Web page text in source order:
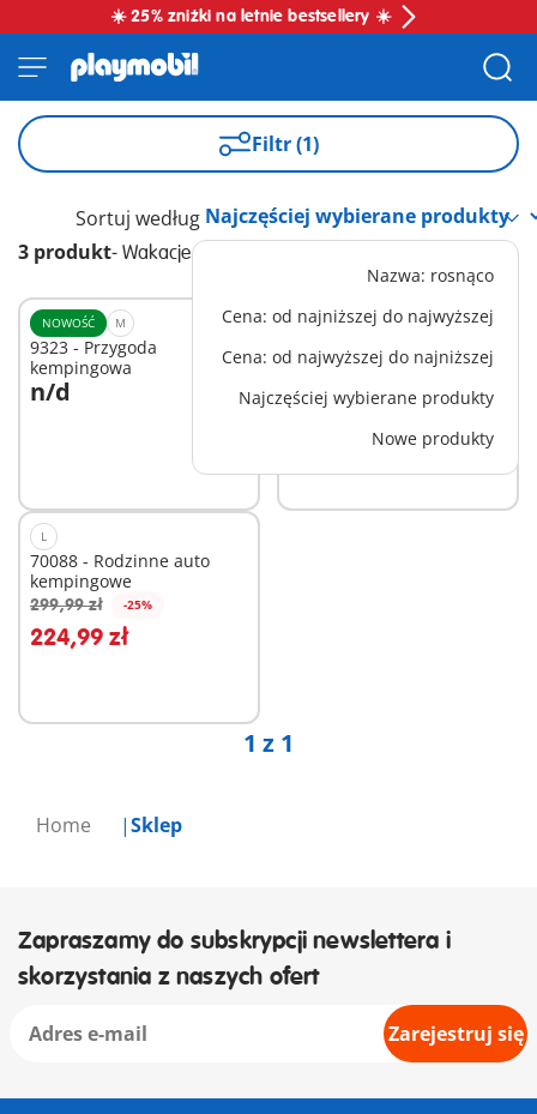
☀️ 25% zniżki na letnie bestsellery ☀️
Home Sklep
Filtr (1)
3 produkt- Wakacje na placu kempingowym
Sortuj według
Nazwa: rosnąco
Cena: od najniższej do najwyższej
Cena: od najwyższej do najniższej
Najczęściej wybierane produkty
Nowe produkty
NOWOŚĆ M
9323 - Przygoda
kempingowa
n/d
M
71425 - Biwak pod
namiotem
119,99 zł
Dodaj do koszyka
L
70088 - Rodzinne auto
kempingowe
299,99 zł -25%
224,99 zł
1 z 1
Zapraszamy do subskrypcji newslettera i
skorzystania z naszych ofert
Zarejestruj się